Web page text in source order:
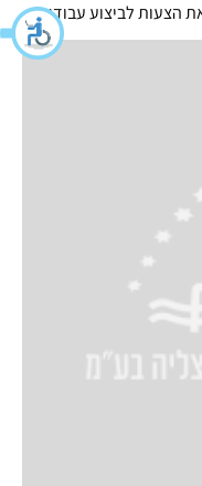
הצעות לביצוע עבודות